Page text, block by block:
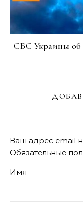
СБС Украины об
Ваш адрес email
Обязательные
Имя